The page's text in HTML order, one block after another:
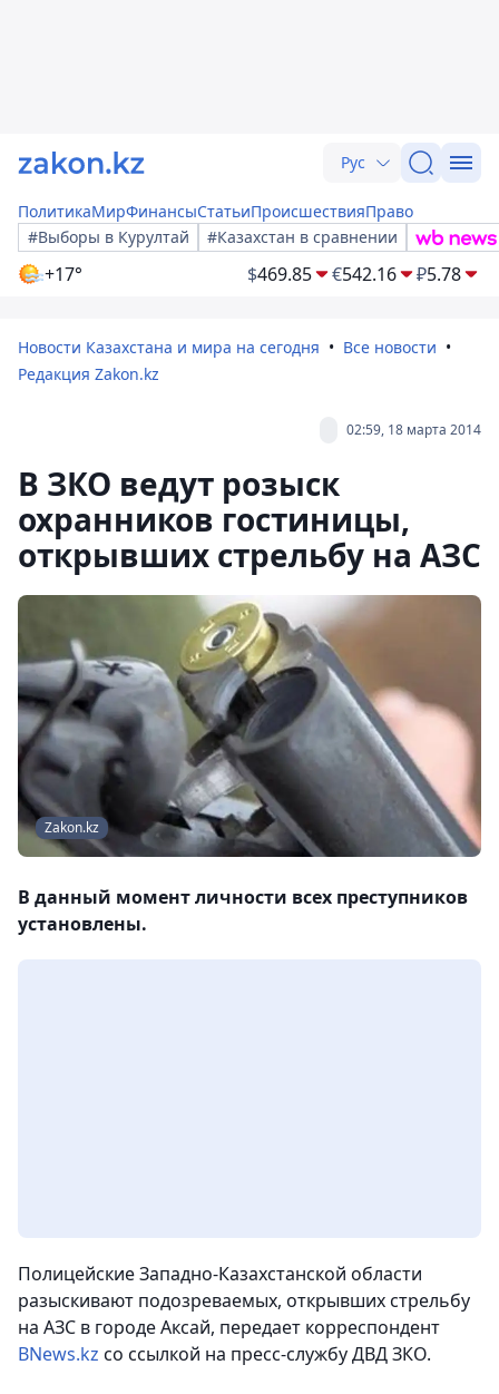
Рус
ПолитикаМирФинансыСтатьиПроисшествияПраво
#Выборы в Курултай
#Казахстан в сравнении
+17° $469.85 €542.16 ₽5.78
Новости Казахстана и мира на сегодня
Все новости
Редакция Zakon.kz
02:59, 18 марта 2014
В ЗКО ведут розыск
охранников гостиницы,
открывших стрельбу на АЗС
Zakon.kz
В данный момент личности всех преступников
установлены.
Полицейские Западно-Казахстанской области
разыскивают подозреваемых, открывших стрельбу
на АЗС в городе Аксай, передает корреспондент
BNews.kz со ссылкой на пресс-службу ДВД ЗКО.